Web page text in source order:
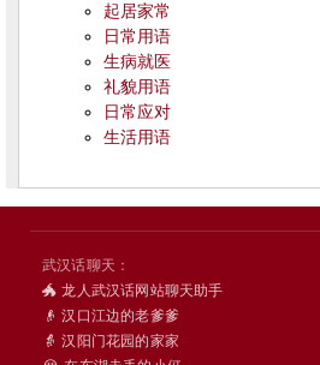
起居家常
日常用语
生病就医
礼貌用语
日常应对
生活用语
武汉话聊天：
🐲 龙人武汉话网站聊天助手
👴 汉口江边的老爹爹
👵 汉阳门花园的家家